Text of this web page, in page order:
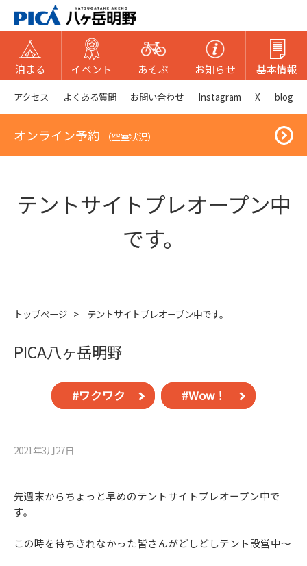
泊まる イベント あそぶ お知らせ 基本情報
アクセス よくある質問 お問い合わせ Instagram X blog
オンライン予約 （空室状況）
テントサイトプレオープン中
です。
トップページ > テントサイトプレオープン中です。
PICA八ヶ岳明野
#ワクワク #Wow！
2021年3月27⽇
先週末からちょっと早めのテントサイトプレオープン中で
す。
この時を待ちきれなかった皆さんがどしどしテント設営中～